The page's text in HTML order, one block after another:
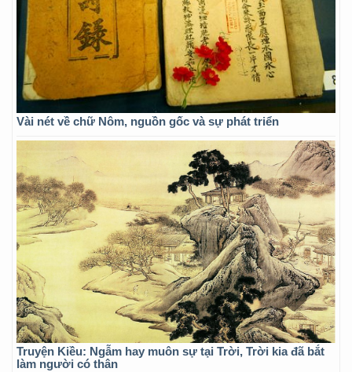
Vài nét về chữ Nôm, nguồn gốc và sự phát triển
Truyện Kiều: Ngẫm hay muôn sự tại Trời, Trời kia đã bắt
làm người có thân